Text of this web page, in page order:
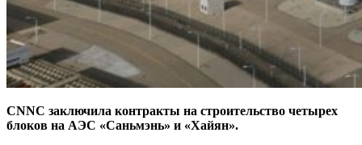
CNNC заключила контракты на строительство четырех
блоков на АЭС «Саньмэнь» и «Хайян».